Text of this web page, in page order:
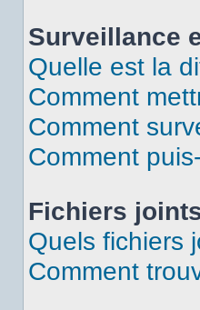
Surveillance
Quelle est la
Comment
Comment
Comment
Fichiers
Quels fichiers
Comment